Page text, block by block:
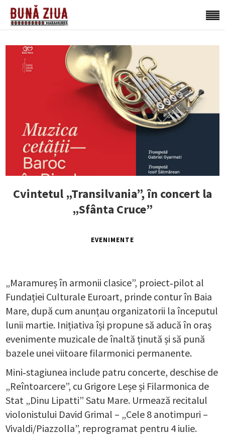
Cvintetul „Transilvania”, în concert la
„Sfânta Cruce”
EVENIMENTE
„Maramureș în armonii clasice”, proiect‑pilot al
Fundației Culturale Euroart, prinde contur în Baia
Mare, după cum anunțau organizatorii la începutul
lunii martie. Inițiativa își propune să aducă în oraș
evenimente muzicale de înaltă ținută și să pună
bazele unei viitoare filarmonici permanente.
Mini‑stagiunea include patru concerte, deschise de
„Reîntoarcere”, cu Grigore Leșe și Filarmonica de
Stat „Dinu Lipatti” Satu Mare. Urmează recitalul
violonistului David Grimal – „Cele 8 anotimpuri –
Vivaldi/Piazzolla”, reprogramat pentru 4 iulie.